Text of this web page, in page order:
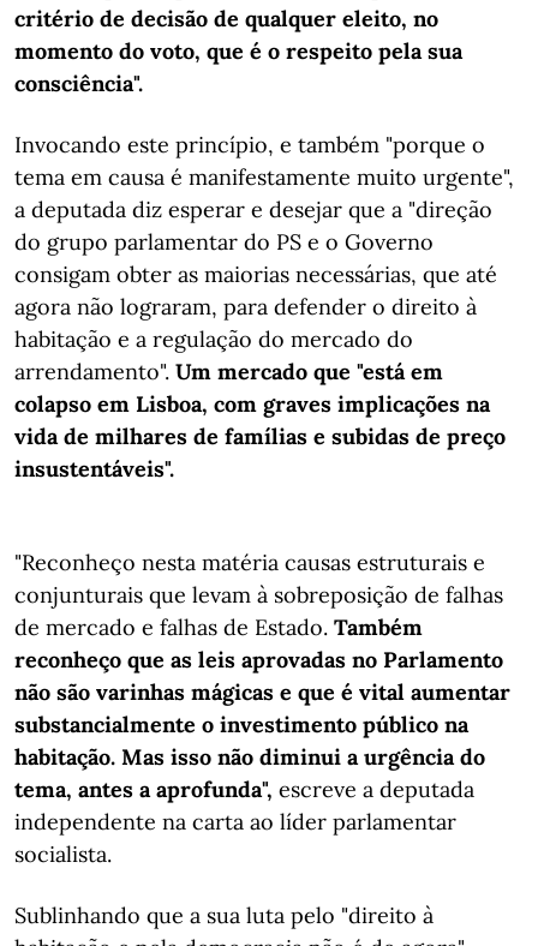
critério de decisão de qualquer eleito, no
momento do voto, que é o respeito pela sua
consciência".
Invocando este princípio, e também "porque o
tema em causa é manifestamente muito urgente",
a deputada diz esperar e desejar que a "direção
do grupo parlamentar do PS e o Governo
consigam obter as maiorias necessárias, que até
agora não lograram, para defender o direito à
habitação e a regulação do mercado do
arrendamento". Um mercado que "está em
colapso em Lisboa, com graves implicações na
vida de milhares de famílias e subidas de preço
insustentáveis".
"Reconheço nesta matéria causas estruturais e
conjunturais que levam à sobreposição de falhas
de mercado e falhas de Estado. Também
reconheço que as leis aprovadas no Parlamento
não são varinhas mágicas e que é vital aumentar
substancialmente o investimento público na
habitação. Mas isso não diminui a urgência do
tema, antes a aprofunda", escreve a deputada
independente na carta ao líder parlamentar
socialista.
Sublinhando que a sua luta pelo "direito à